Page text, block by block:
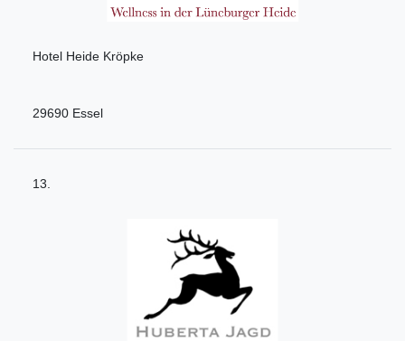
Hotel Heide Kröpke
29690 Essel
13.